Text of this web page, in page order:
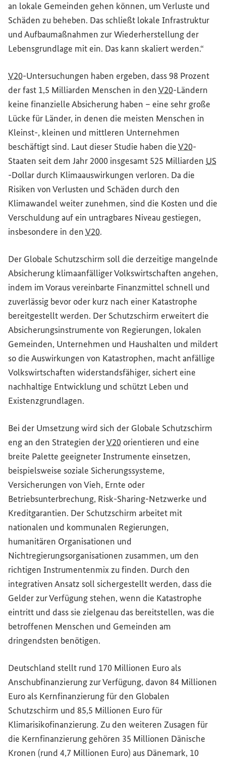
an lokale Gemeinden gehen können, um Verluste und
Schäden zu beheben. Das schließt lokale Infrastruktur
und Aufbaumaßnahmen zur Wiederherstellung der
Lebensgrundlage mit ein. Das kann skaliert werden.“
V20-Untersuchungen haben ergeben, dass 98 Prozent
der fast 1,5 Milliarden Menschen in denV20-Ländern
keine finanzielle Absicherung haben – eine sehr große
Lücke für Länder, in denen die meisten Menschen in
Kleinst-, kleinen und mittleren Unternehmen
beschäftigt sind. Laut dieser Studie haben dieV20-
Staaten seit dem Jahr 2000 insgesamt 525 Milliarden US
-Dollar durch Klimaauswirkungen verloren. Da die
Risiken von Verlusten und Schäden durch den
Klimawandel weiter zunehmen, sind die Kosten und die
Verschuldung auf ein untragbares Niveau gestiegen,
insbesondere in denV20.
Der Globale Schutzschirm soll die derzeitige mangelnde
Absicherung klimaanfälliger Volkswirtschaften angehen,
indem im Voraus vereinbarte Finanzmittel schnell und
zuverlässig bevor oder kurz nach einer Katastrophe
bereitgestellt werden. Der Schutzschirm erweitert die
Absicherungsinstrumente von Regierungen, lokalen
Gemeinden, Unternehmen und Haushalten und mildert
so die Auswirkungen von Katastrophen, macht anfällige
Volkswirtschaften widerstandsfähiger, sichert eine
nachhaltige Entwicklung und schützt Leben und
Existenzgrundlagen.
Bei der Umsetzung wird sich der Globale Schutzschirm
eng an den Strategien derV20 orientieren und eine
breite Palette geeigneter Instrumente einsetzen,
beispielsweise soziale Sicherungssysteme,
Versicherungen von Vieh, Ernte oder
Betriebsunterbrechung, Risk-Sharing-Netzwerke und
Kreditgarantien. Der Schutzschirm arbeitet mit
nationalen und kommunalen Regierungen,
humanitären Organisationen und
Nichtregierungsorganisationen zusammen, um den
richtigen Instrumentenmix zu finden. Durch den
integrativen Ansatz soll sichergestellt werden, dass die
Gelder zur Verfügung stehen, wenn die Katastrophe
eintritt und dass sie zielgenau das bereitstellen, was die
betroffenen Menschen und Gemeinden am
dringendsten benötigen.
Deutschland stellt rund 170 Millionen Euro als
Anschubfinanzierung zur Verfügung, davon 84 Millionen
Euro als Kernfinanzierung für den Globalen
Schutzschirm und 85,5 Millionen Euro für
Klimarisikofinanzierung. Zu den weiteren Zusagen für
die Kernfinanzierung gehören 35 Millionen Dänische
Kronen (rund 4,7 Millionen Euro) aus Dänemark, 10